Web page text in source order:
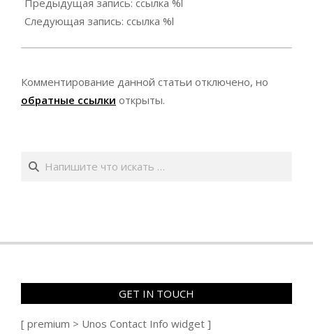
Предыдущая запись: ссылка %l
Следующая запись: ссылка %l
Комментирование данной статьи отключено, но
обратные ссылки открыты.
Поиск
GET IN TOUCH
[ premium > Unos Contact Info widget ]